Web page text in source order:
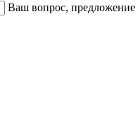
Ваш вопрос, предложение